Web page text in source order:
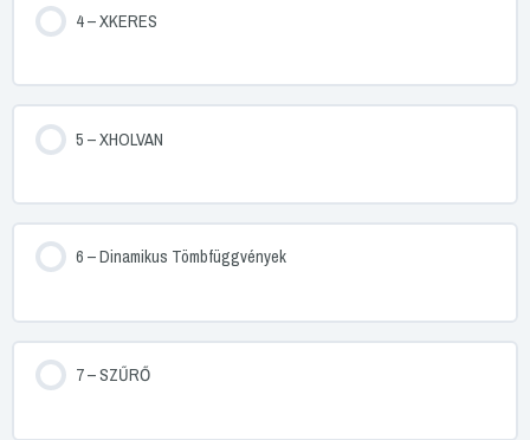
4 – XKERES
5 – XHOLVAN
6 – Dinamikus Tömbfüggvények
7 – SZŰRŐ